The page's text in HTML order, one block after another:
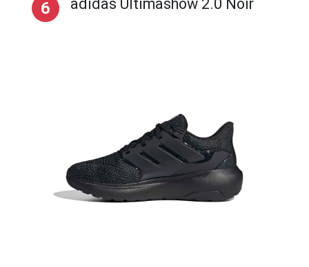
6 adidas Ultimashow 2.0 Noir